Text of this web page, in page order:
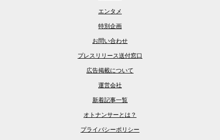
エンタメ
特別企画
お問い合わせ
プレスリリース送付窓口
広告掲載について
運営会社
新着記事一覧
オトナンサーとは？
プライバシーポリシー